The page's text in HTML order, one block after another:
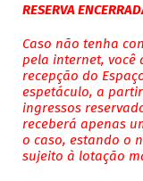
RESERVA
Caso não tenha
pela internet, você
recepção do
espetáculo, a
ingressos
receberá apenas
o caso, estando o
sujeito à lotação